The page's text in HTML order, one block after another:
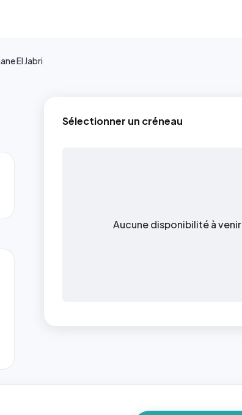
El Jabri
Sélectionner un créneau
Aucune disponibilité à venir